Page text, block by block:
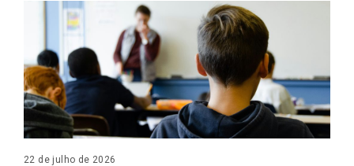
22 de julho de 2026